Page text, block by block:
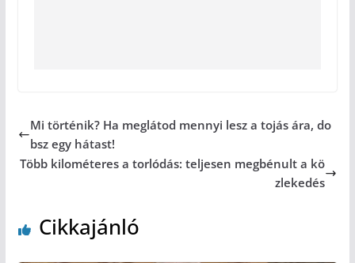
Mi történik? Ha meglátod mennyi lesz a tojás ára, do
bsz egy hátast!
Több kilométeres a torlódás: teljesen megbénult a kö
zlekedés
Cikkajánló